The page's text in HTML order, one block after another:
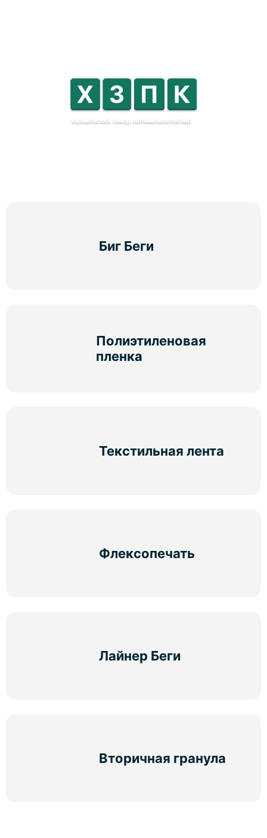
Биг Беги
Полиэтиленовая
пленка
Текстильная лента
Флексопечать
Лайнер Беги
Вторичная гранула